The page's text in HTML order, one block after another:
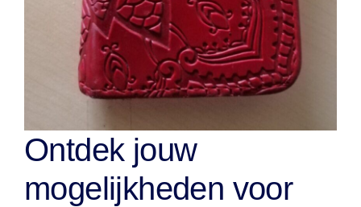
Ontdek jouw
mogelijkheden voor